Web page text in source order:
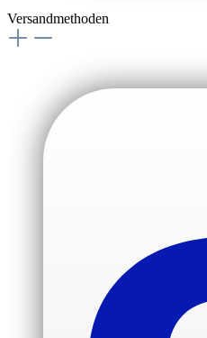
Versandmethoden